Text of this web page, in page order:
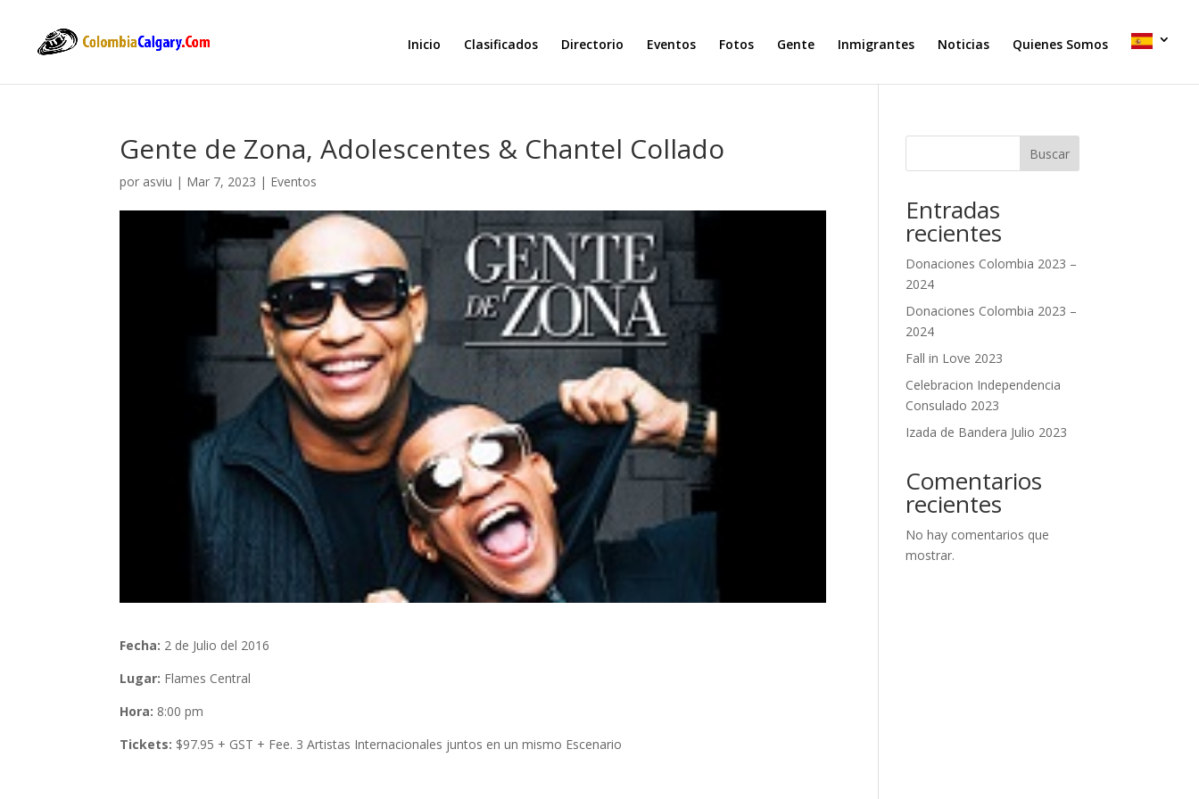
Inicio Clasificados Directorio Eventos Fotos Gente Inmigrantes Noticias Quienes Somos
Gente de Zona, Adolescentes & Chantel Collado
por asviu | Mar 7, 2023 | Eventos
Fecha: 2 de Julio del 2016
Lugar: Flames Central
Hora: 8:00 pm
Tickets: $97.95 + GST + Fee. 3 Artistas Internacionales juntos en un mismo Escenario
Buscar
Entradas
recientes
Donaciones Colombia 2023 –
2024
Donaciones Colombia 2023 –
2024
Fall in Love 2023
Celebracion Independencia
Consulado 2023
Izada de Bandera Julio 2023
Comentarios
recientes
No hay comentarios que
mostrar.